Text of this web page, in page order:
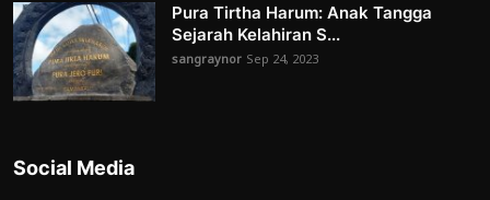
Pura Tirtha Harum: Anak Tangga
Sejarah Kelahiran S...
sangraynor Sep 24, 2023
Social Media